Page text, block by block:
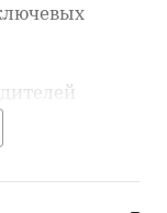
рынка